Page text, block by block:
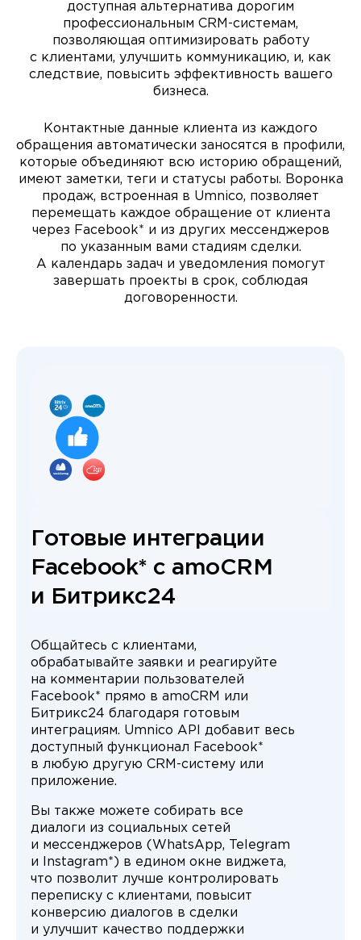
доступная альтернатива дорогим
профессиональным CRM-системам,
позволяющая оптимизировать работу
с клиентами, улучшить коммуникацию, и, как
следствие, повысить эффективность вашего
бизнеса.
Контактные данные клиента из каждого
обращения автоматически заносятся в профили,
которые объединяют всю историю обращений,
имеют заметки, теги и статусы работы. Воронка
продаж, встроенная в Umnico, позволяет
перемещать каждое обращение от клиента
через Facebook* и из других мессенджеров
по указанным вами стадиям сделки.
А календарь задач и уведомления помогут
завершать проекты в срок, соблюдая
договоренности.
Готовые интеграции
Facebook* с amoCRM
и Битрикс24
Общайтесь с клиентами,
обрабатывайте заявки и реагируйте
на комментарии пользователей
Facebook* прямо в amoCRM или
Битрикс24 благодаря готовым
интеграциям. Umnico API добавит весь
доступный функционал Facebook*
в любую другую CRM-систему или
приложение.
Вы также можете собирать все
диалоги из социальных сетей
и мессенджеров (WhatsApp, Telegram
и Instagram*) в едином окне виджета,
что позволит лучше контролировать
переписку с клиентами, повысит
конверсию диалогов в сделки
и улучшит качество поддержки